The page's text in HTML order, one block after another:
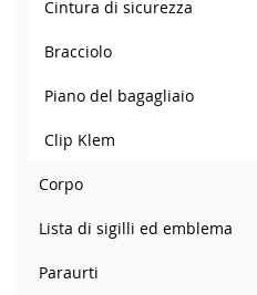
Cintura di sicurezza
Bracciolo
Piano del bagagliaio
Clip Klem
Corpo
Lista di sigilli ed emblema
Paraurti